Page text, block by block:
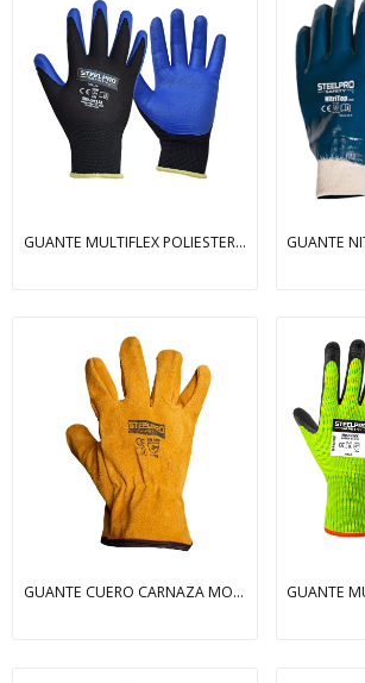
GUANTE MULTIFLEX POLIESTER NITRILO FOAM AZUL
GUANTE CUERO CARNAZA MOSTAZA STEELPRO MOSTAZA